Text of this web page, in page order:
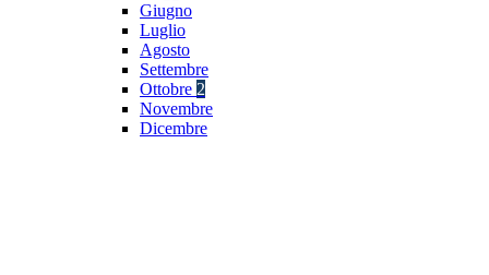
Giugno
Luglio
Agosto
Settembre
Ottobre 2
Novembre
Dicembre